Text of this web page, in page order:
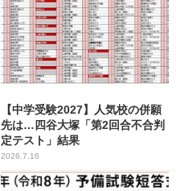
【中学受験2027】人気校の併願
先は…四谷大塚「第2回合不合判
定テスト」結果
2026.7.16